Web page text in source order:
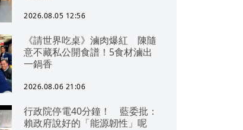
2026.08.05 12:56
《請世界吃桌》滷肉爆紅 陳隨
意不藏私公開食譜！5食材滷出
一鍋香
2026.08.06 21:06
行政院停電40分鐘！ 藍委批：
賴政府說好的「能源韌性」呢